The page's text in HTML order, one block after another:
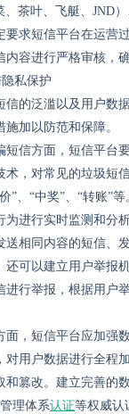
茶叶、飞艇、JND
要求短信平台在运营
容进行严格审核，
私保护
信的泛滥以及用户数
加以防范和保障。
短信方面，短信平台
术，对常见的垃圾短
”、“中奖”、“转账”
为进行实时监测和分
送相同内容的短信、
还可以建立用户举报
进行举报，根据用户
，短信平台应加强
对用户数据进行全程
和篡改。建立完善的
理体系认证等权威认